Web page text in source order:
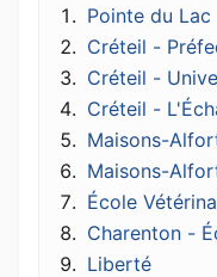
Pointe du Lac
Créteil -
Créteil -
Créteil -
Maisons-
Maisons-
École
Charenton -
Liberté